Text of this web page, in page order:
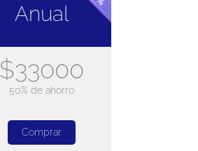
Anual
$33000
50% de ahorro
Comprar